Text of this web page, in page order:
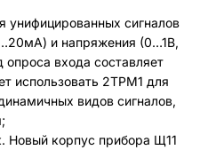
унифицированных сигналов
и напряжения (0…1В,
входа составляет
использовать 2ТРМ1 для
видов сигналов,
корпус прибора Щ11